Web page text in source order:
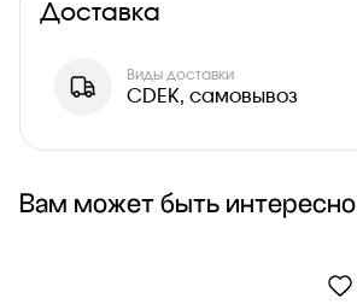
Доставка
Виды доставки
CDEK, самовывоз
Вам может быть интересно